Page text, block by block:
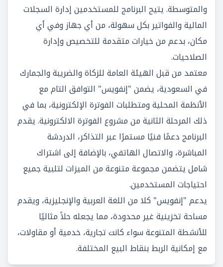
والمتوسطة. يتيح البرنامج للمستخدمين إدارة السجلات
المالية والفواتير بكل سهولة، من أي جهاز وفي أي
مكان، بدعم من خيارات متقدمة للتخصيص وإدارة
الصلاحيات.
معتمد من قبل الهيئة العامة للزكاة والضريبة والجمارك
في السعودية، يضمن "إنفويس" التوافق التام مع
الأنظمة المحلية ومتطلبات الفوترة الإلكترونية، بما في
ذلك المرحلة الثانية من مشروع الفوترة الالكترونية. يقدم
البرنامج دعمًا فنيًا مستمرًا عبر التذاكر، الدردشة
المباشرة، والاتصال الهاتفي، بالإضافة إلى اشتراك
شامل يتضمن مجموعة متنوعة من الميزات لتلبية جميع
احتياجات المستخدمين.
يدعم "إنفويس" كلا من اللغة العربية والإنجليزية، ويقدم
مساحة تخزينية غير محدودة، مما يجعله حلاً مثاليًا
للأنشطة المتنوعة سواء كانت تجارية، خدمية أو مقاولات،
مع إمكانية الربط بنقاط البيع المختلفة.